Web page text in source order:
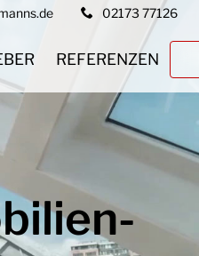
02173 77126
REFERENZEN